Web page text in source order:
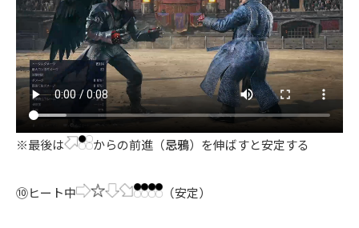
※最後は からの前進（忌鴉）を伸ばすと安定する
⑩ヒート中 （安定）